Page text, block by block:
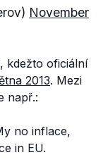
November
kdežto oficiální
2013. Mezi
např.:
no inflace,
in EU.